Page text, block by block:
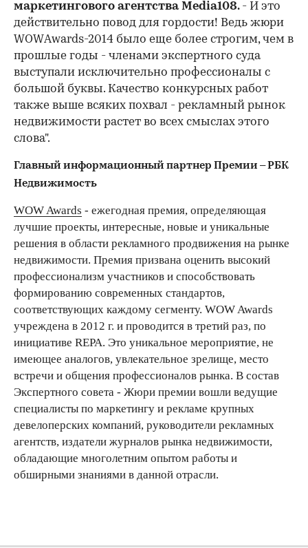
маркетингового агентства Media108. - И это
действительно повод для гордости! Ведь жюри
WOWAwards-2014 было еще более строгим, чем в
прошлые годы - членами экспертного суда
выступали исключительно профессионалы с
большой буквы. Качество конкурсных работ
также выше всяких похвал - рекламный рынок
недвижимости растет во всех смыслах этого
слова".
Главный информационный партнер Премии – РБК
Недвижимость
WOW Awards - ежегодная премия, определяющая
лучшие проекты, интересные, новые и уникальные
решения в области рекламного продвижения на рынке
недвижимости. Премия призвана оценить высокий
профессионализм участников и способствовать
формированию современных стандартов,
соответствующих каждому сегменту. WOW Awards
учреждена в 2012 г. и проводится в третий раз, по
инициативе REPA. Это уникальное мероприятие, не
имеющее аналогов, увлекательное зрелище, место
встречи и общения профессионалов рынка. В состав
Экспертного совета - Жюри премии вошли ведущие
специалисты по маркетингу и рекламе крупных
девелоперских компаний, руководители рекламных
агентств, издатели журналов рынка недвижимости,
обладающие многолетним опытом работы и
обширными знаниями в данной отрасли.